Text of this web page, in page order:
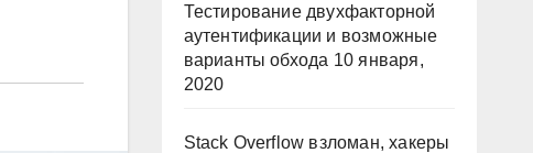
Тестирование двухфакторной
аутентификации и возможные
варианты обхода 10 января,
2020
Stack Overflow взломан, хакеры